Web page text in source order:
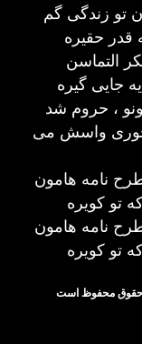
زندگی گم
قدر حقیره
التماسن
جایی گیره
، حروم شد
واسش می
نامه هامون
تو کویره
نامه هامون
تو کویره